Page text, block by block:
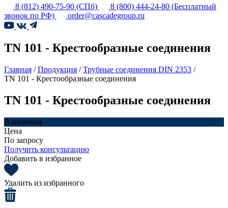
8 (812) 490-75-90 (СПб) 8 (800) 444-24-80 (Бесплатный
звонок по РФ)
order@cascadegroup.ru
TN 101 - Крестообразные соединения
Главная /Продукция /Трубные соединения DIN 2353 /
TN 101 - Крестообразные соединения
TN 101 - Крестообразные соединения
В наличии
Цена
По запросу
Получить консультацию
Добавить в избранное
Удалить из избранного